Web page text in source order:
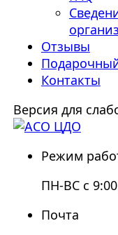
Отзывы
Контакты
Версия для
Режим
ПН-ВС с
Почта